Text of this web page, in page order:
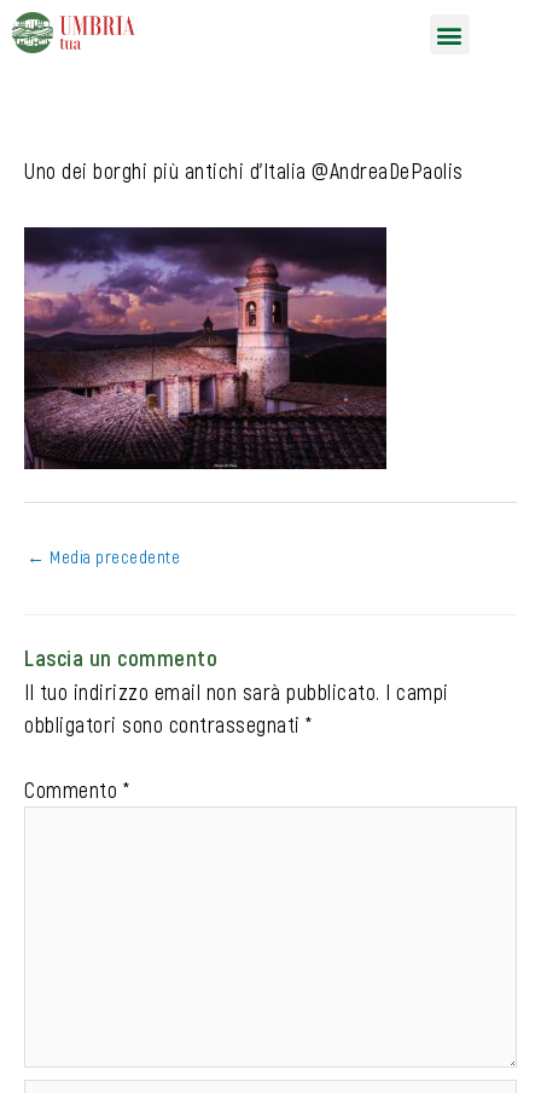
Vai
al
Uno dei borghi più antichi d’Italia @AndreaDePaolis
← Media precedente
Lascia un commento
Il tuo indirizzo email non sarà pubblicato. I campi
obbligatori sono contrassegnati *
Commento *